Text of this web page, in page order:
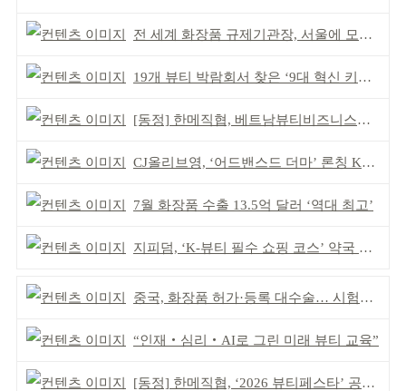
전 세계 화장품 규제기관장, 서울에 모인다
19개 뷰티 박람회서 찾은 ‘9대 혁신 키워드’
[동정] 한메직협, 베트남뷰티비즈니스협회와 MOU
CJ올리브영, ‘어드밴스드 더마’ 론칭 K더마 육성 박차
7월 화장품 수출 13.5억 달러 ‘역대 최고’
지피덤, ‘K-뷰티 필수 쇼핑 코스’ 약국 공략
중국, 화장품 허가·등록 대수술… 시험자료 공용 허용
“인재‧심리‧AI로 그린 미래 뷰티 교육”
[동정] 한메직협, ‘2026 뷰티페스타’ 공동 주최